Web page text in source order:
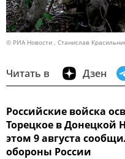
© РИА Новости . Станислав
Читать в Дзен
Российские войска
Торецкое в Донецкой
этом 9 августа
обороны России